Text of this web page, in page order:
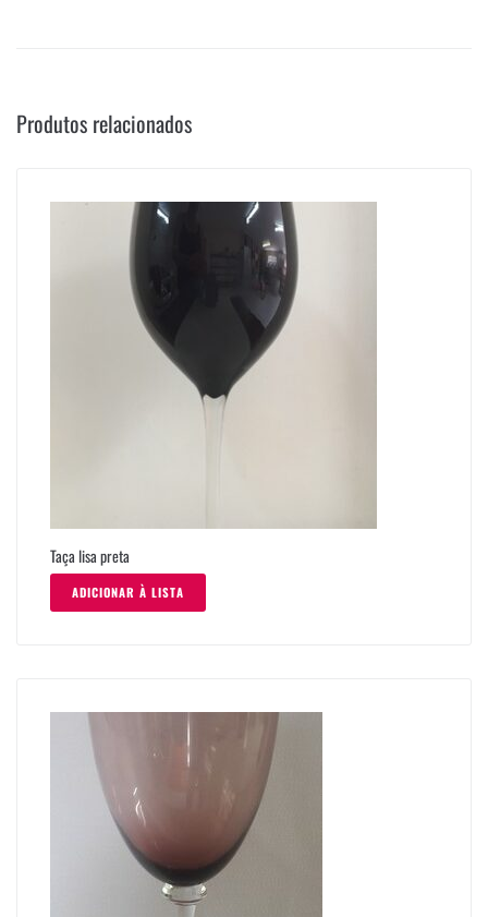
Produtos relacionados
Taça lisa preta
ADICIONAR À LISTA